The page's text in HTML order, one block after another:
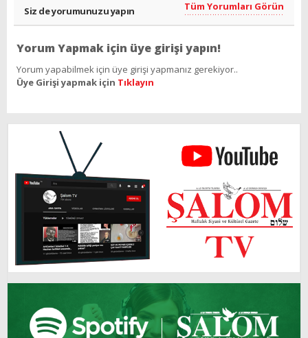
Siz de yorumunuzu yapın Tüm Yorumları Görün
Yorum Yapmak için üye girişi yapın!
Yorum yapabilmek için üye girişi yapmanız gerekiyor..
Üye Girişi yapmak için Tıklayın